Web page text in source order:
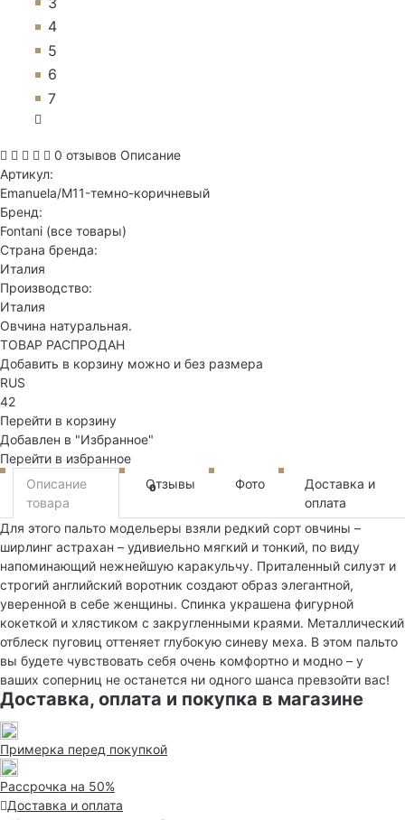
4
5
6
7
0 отзывов Описание
Артикул:
Emanuela/M11-темно-коричневый
Бренд:
Fontani (все товары)
Страна бренда:
Италия
Производство:
Италия
Овчина натуральная.
ТОВАР РАСПРОДАН
Добавить в корзину можно и без размера
RUS
42
Перейти в корзину
Добавлен в "Избранное"
Перейти в избранное
Описание
товара
Отзывы
0 Фото
Доставка и
оплата
Для этого пальто модельеры взяли редкий сорт овчины –
ширлинг астрахан – удивиельно мягкий и тонкий, по виду
напоминающий нежнейшую каракульчу. Приталенный силуэт и
строгий английский воротник создают образ элегантной,
уверенной в себе женщины. Спинка украшена фигурной
кокеткой и хлястиком с закругленными краями. Металлический
отблеск пуговиц оттеняет глубокую синеву меха. В этом пальто
вы будете чувствовать себя очень комфортно и модно – у
ваших соперниц не останется ни одного шанса превзойти вас!
Доставка, оплата и покупка в магазине
Примерка перед покупкой
Рассрочка на 50%
Доставка и оплата